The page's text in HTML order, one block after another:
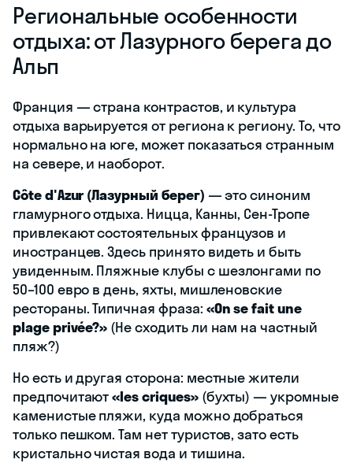
Региональные особенности
отдыха: от Лазурного берега до
Альп
Франция — страна контрастов, и культура
отдыха варьируется от региона к региону. То, что
нормально на юге, может показаться странным
на севере, и наоборот.
Côte d'Azur (Лазурный берег) — это синоним
гламурного отдыха. Ницца, Канны, Сен-Тропе
привлекают состоятельных французов и
иностранцев. Здесь принято видеть и быть
увиденным. Пляжные клубы с шезлонгами по
50–100 евро в день, яхты, мишленовские
рестораны. Типичная фраза: «On se fait une
plage privée?» (Не сходить ли нам на частный
пляж?)
Но есть и другая сторона: местные жители
предпочитают«les criques»(бухты) — укромные
каменистые пляжи, куда можно добраться
только пешком. Там нет туристов, зато есть
кристально чистая вода и тишина.